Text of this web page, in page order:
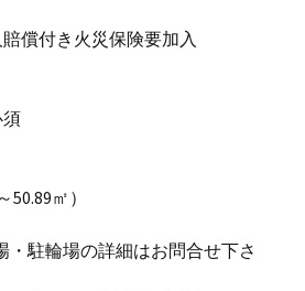
き火災保険要加入
㎡）
駐輪場の詳細はお問合せ下さ